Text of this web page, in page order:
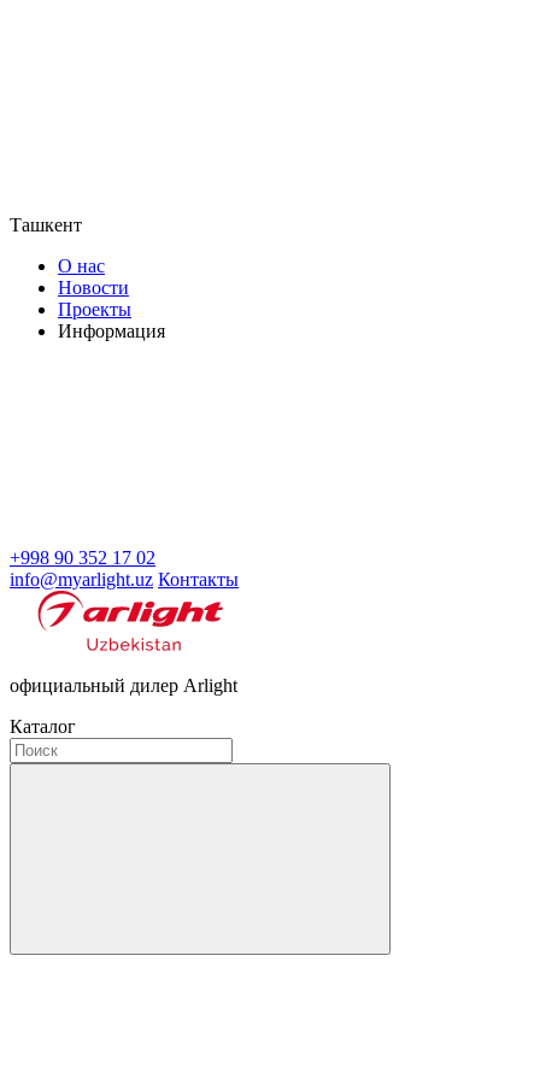
Ташкент
О нас
Новости
Проекты
Информация
+998 90 352 17 02
info@myarlight.uz Контакты
официальный дилер Arlight
Каталог